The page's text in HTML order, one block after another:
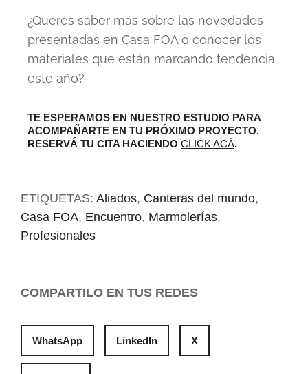
¿Querés saber más sobre las novedades
presentadas en Casa FOA o conocer los
materiales que están marcando tendencia
este año?
TE ESPERAMOS EN NUESTRO ESTUDIO PARA
ACOMPAÑARTE EN TU PRÓXIMO PROYECTO.
RESERVÁ TU CITA HACIENDO CLICK ACÁ.
ETIQUETAS: Aliados, Canteras del mundo,
Casa FOA, Encuentro, Marmolerías,
Profesionales
COMPARTILO EN TUS REDES
WhatsApp LinkedIn X